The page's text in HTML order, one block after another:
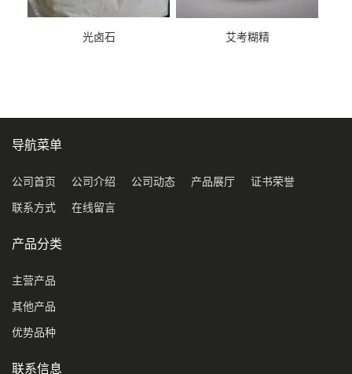
光卤石 艾考糊精
导航菜单
公司首页 公司介绍 公司动态 产品展厅 证书荣誉
联系方式 在线留言
产品分类
主营产品
其他产品
优势品种
联系信息